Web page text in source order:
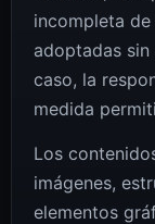
incompleta
adoptadas
caso, la
medida
Los
imágenes,
elementos